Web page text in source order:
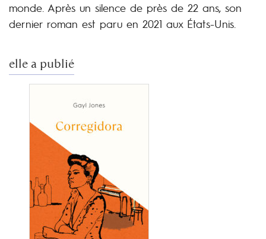
monde. Après un silence de près de 22 ans, son
dernier roman est paru en 2021 aux États-Unis.
elle a publié